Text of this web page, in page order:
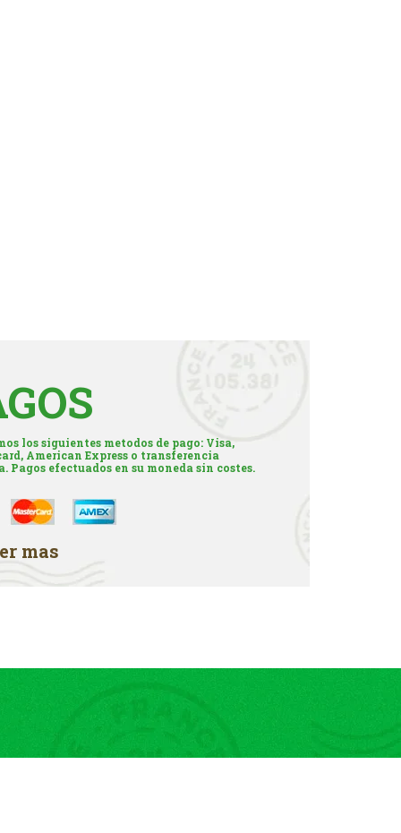
los siguientes metodos de pago: Visa,
American Express o transferencia
Pagos efectuados en su moneda sin costes.
mas